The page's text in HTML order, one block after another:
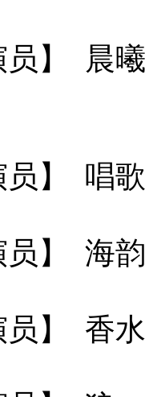
员】
员】
员】
员】